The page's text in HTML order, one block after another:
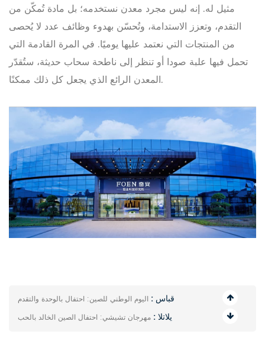
مثيل له. إنه ليس مجرد معدن نستخدمه؛ بل مادة تُمكّن من
التقدم، وتعزز الاستدامة، وتُحسّن بهدوء وظائف عدد لا يُحصى
من المنتجات التي نعتمد عليها يوميًا. في المرة القادمة التي
تحمل فيها علبة صودا أو تنظر إلى ناطحة سحاب حديثة، ستُقدّر
المعدن الرائع الذي يجعل كل ذلك ممكنًا.
قباس : اليوم الوطني للصين: احتفال بالوحدة والتقدم
يلاتلا : مهرجان تشيشي: احتفال الصين الخالد بالحب